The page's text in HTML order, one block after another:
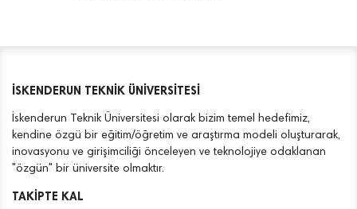
İSKENDERUN TEKNİK ÜNİVERSİTESİ
İskenderun Teknik Üniversitesi olarak bizim temel hedefimiz,
kendine özgü bir eğitim/öğretim ve araştırma modeli oluşturarak,
inovasyonu ve girişimciliği önceleyen ve teknolojiye odaklanan
"özgün" bir üniversite olmaktır.
TAKİPTE KAL